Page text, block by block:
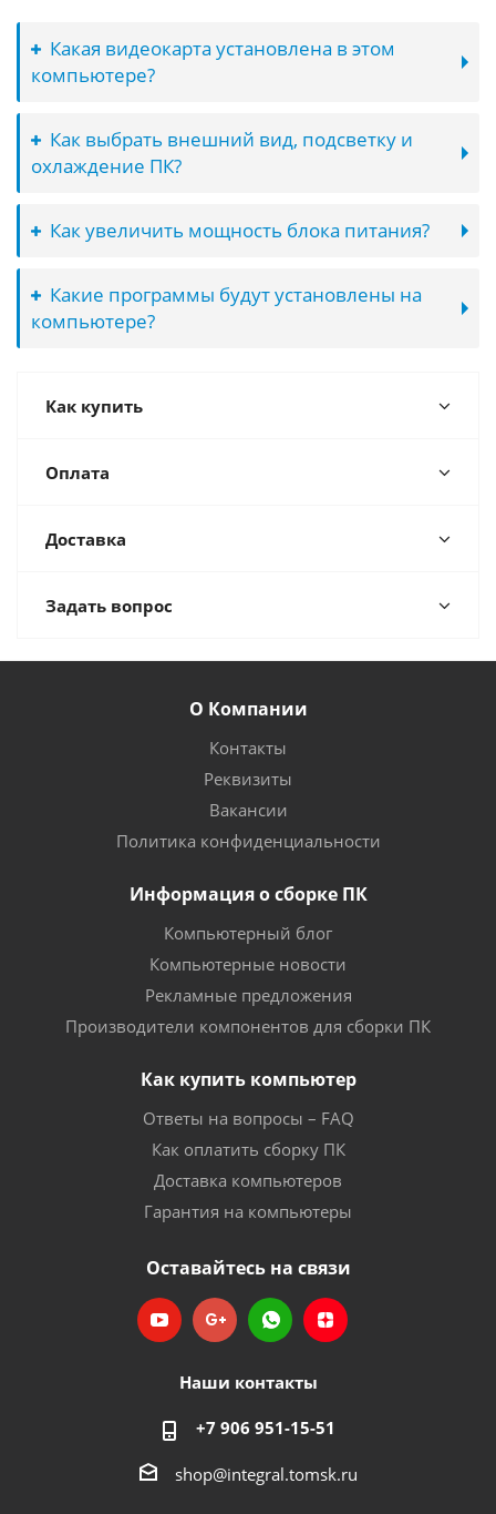
Какая видеокарта установлена в этом
компьютере?
Как выбрать внешний вид, подсветку и
охлаждение ПК?
Как увеличить мощность блока питания?
Какие программы будут установлены на
компьютере?
Как купить
Оплата
Доставка
Задать вопрос
О Компании
Контакты
Реквизиты
Вакансии
Политика конфиденциальности
Информация о сборке ПК
Компьютерный блог
Компьютерные новости
Рекламные предложения
Производители компонентов для сборки ПК
Как купить компьютер
Ответы на вопросы – FAQ
Как оплатить сборку ПК
Доставка компьютеров
Гарантия на компьютеры
Оставайтесь на связи
Наши контакты
+7 906 951-15-51
shop@integral.tomsk.ru